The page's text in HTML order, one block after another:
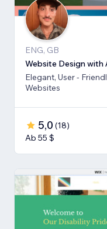
ENG, GB
Website Design with
Elegant, User -
Websites
5,0 (18)
Ab 55 $